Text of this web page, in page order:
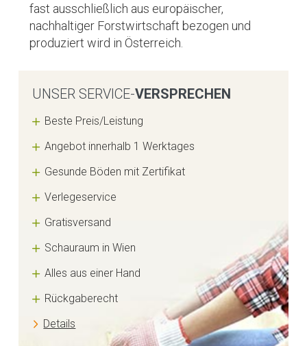
fast ausschließlich aus europäischer,
nachhaltiger Forstwirtschaft bezogen und
produziert wird in Österreich.
UNSER SERVICE-VERSPRECHEN
Beste Preis/Leistung
Angebot innerhalb 1 Werktages
Gesunde Böden mit Zertifikat
Verlegeservice
Gratisversand
Schauraum in Wien
Alles aus einer Hand
Rückgaberecht
Details